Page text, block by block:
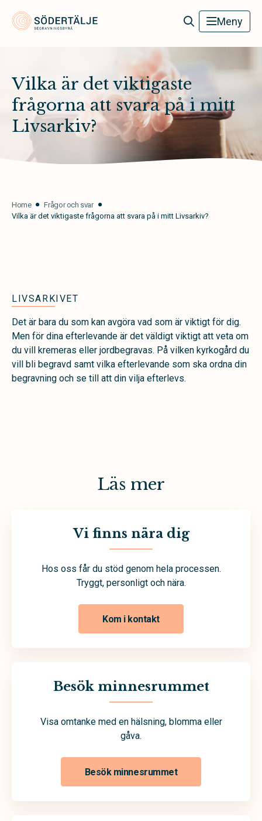
Södertälje Begravningsbyrå Meny
Vilka är det viktigaste
frågorna att svara på i mitt
Livsarkiv?
Home
Frågor och svar
Vilka är det viktigaste frågorna att svara på i mitt Livsarkiv?
LIVSARKIVET
Det är bara du som kan avgöra vad som är viktigt för dig.
Men för dina efterlevande är det väldigt viktigt att veta om
du vill kremeras eller jordbegravas. På vilken kyrkogård du
vill bli begravd samt vilka efterlevande som ska ordna din
begravning och se till att din vilja efterlevs.
Läs mer
Vi finns nära dig
Hos oss får du stöd genom hela processen.
Tryggt, personligt och nära.
Kom i kontakt
Besök minnesrummet
Visa omtanke med en hälsning, blomma eller
gåva.
Besök minnesrummet